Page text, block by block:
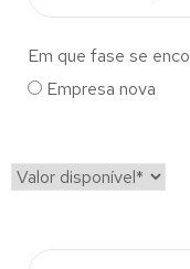
Em que fase se
Empresa nova